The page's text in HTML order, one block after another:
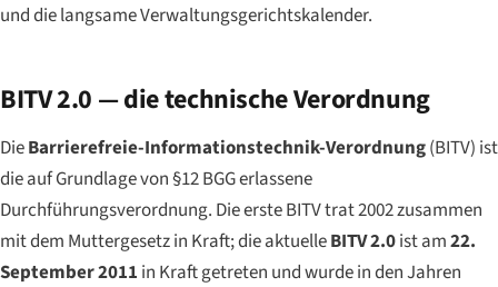
und die langsame Verwaltungsgerichtskalender.
BITV 2.0 — die technische Verordnung
DieBarrierefreie-Informationstechnik-Verordnung(BITV) ist
die auf Grundlage von §12 BGG erlassene
Durchführungsverordnung. Die erste BITV trat 2002 zusammen
mit dem Muttergesetz in Kraft; die aktuelleBITV 2.0ist am22.
September 2011 in Kraft getreten und wurde in den Jahren